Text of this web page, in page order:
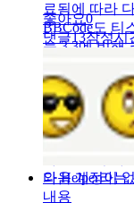
료됨에 따라
BBCode도 티
는 3.3에 비해
문제점들을
충돌하는 경
과 달리 3.5에
지 않는다. -
BBCode 3.5
다. 1. 설치
와 Helper라는
좋아요0
댓글13작성시
다음 계정이
내용